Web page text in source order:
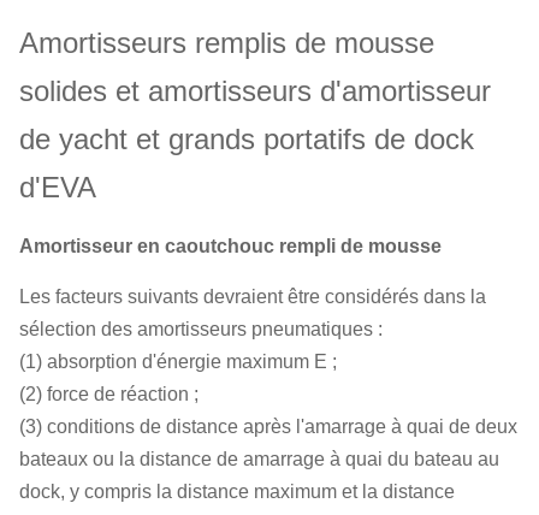
Amortisseurs remplis de mousse
solides et amortisseurs d'amortisseur
de yacht et grands portatifs de dock
d'EVA
Amortisseur en caoutchouc rempli de mousse
Les facteurs suivants devraient être considérés dans la
sélection des amortisseurs pneumatiques :
(1) absorption d'énergie maximum E ;
(2) force de réaction ;
(3) conditions de distance après l'amarrage à quai de deux
bateaux ou la distance de amarrage à quai du bateau au
dock, y compris la distance maximum et la distance